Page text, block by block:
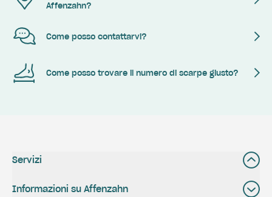
Affenzahn?
Come posso contattarvi?
Come posso trovare il numero di scarpe giusto?
Servizi
Informazioni su Affenzahn